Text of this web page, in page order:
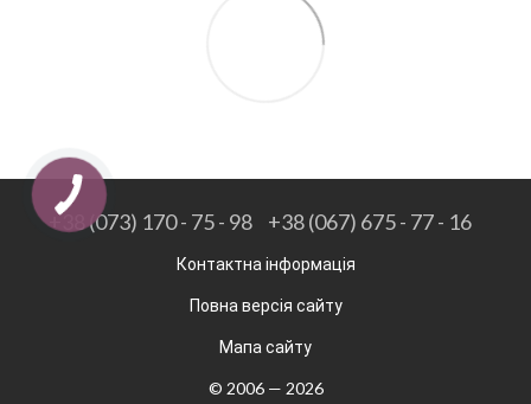
+38 (073) 170 - 75 - 98 +38 (067) 675 - 77 - 16
Контактна інформація
Повна версія сайту
Мапа сайту
© 2006 — 2026